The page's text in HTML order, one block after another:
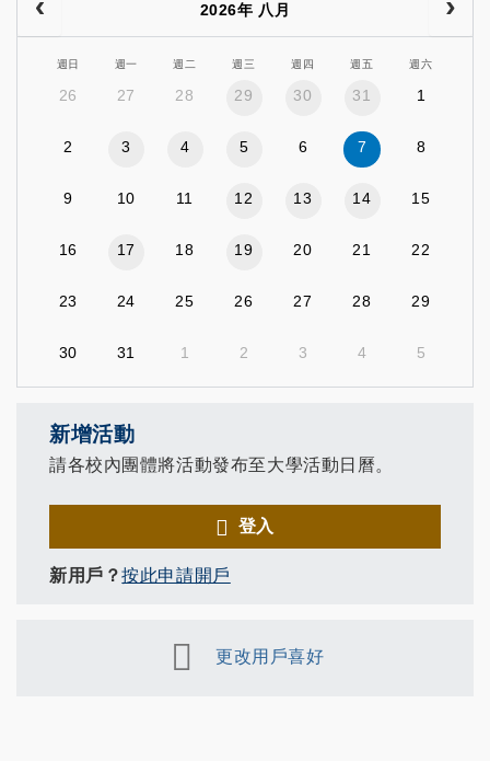
2026年 八月
週日 週一 週二 週三 週四 週五 週六
26 27 28 29 30 31 1
2 3 4 5 6 7 8
9 10 11 12 13 14 15
16 17 18 19 20 21 22
23 24 25 26 27 28 29
30 31 1 2 3 4 5
新增活動
請各校內團體將活動發布至大學活動日曆。
登入
新用戶？按此申請開戶
更改用戶喜好